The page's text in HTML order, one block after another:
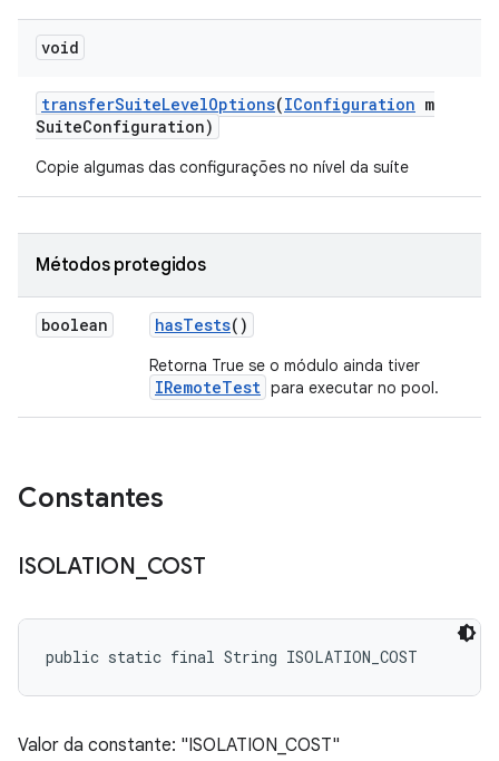
void
transferSuiteLevelOptions(IConfiguration m
SuiteConfiguration)
Copie algumas das configurações no nível da suíte
Métodos protegidos
boolean hasTests()
Retorna True se o módulo ainda tiver
IRemoteTest para executar no pool.
Constantes
ISOLATION COST
public static final String ISOLATION_COST
Valor da constante: "ISOLATION_COST"